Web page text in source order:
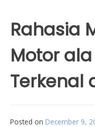
Rahasia
Motor
Terkenal
Posted on December 9,